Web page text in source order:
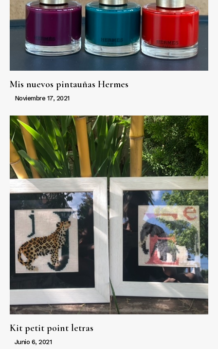
Mis nuevos pintauñas Hermes
Noviembre 17, 2021
Kit petit point letras
Junio 6, 2021